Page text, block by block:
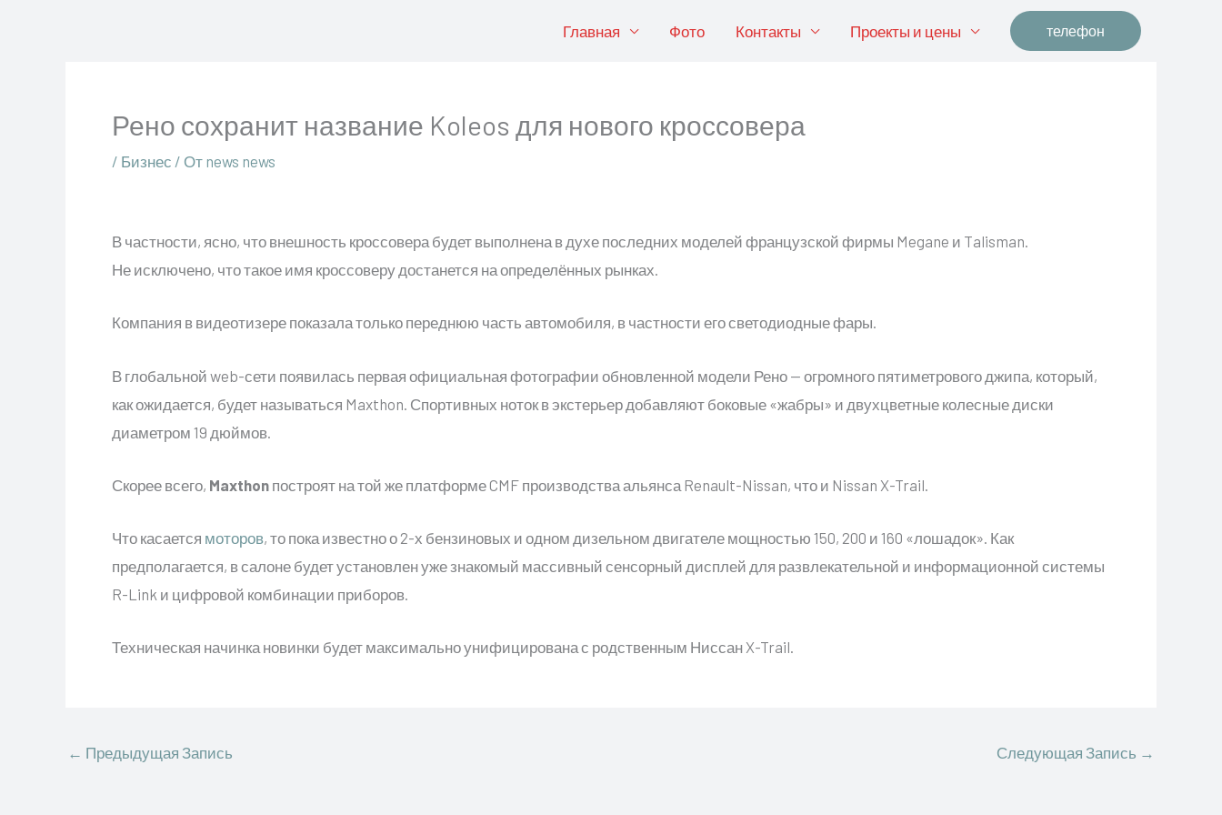
Главная Фото Контакты Проекты и цены телефон
Рено сохранит название Koleos для нового кроссовера
/ Бизнес / От news news
В частности, ясно, что внешность кроссовера будет выполнена в духе последних моделей французской фирмы Megane и Talisman.
Не исключено, что такое имя кроссоверу достанется на определённых рынках.
Компания в видеотизере показала только переднюю часть автомобиля, в частности его светодиодные фары.
В глобальной web-сети появилась первая официальная фотографии обновленной модели Рено — огромного пятиметрового джипа, который,
как ожидается, будет называться Maxthon. Спортивных ноток в экстерьер добавляют боковые «жабры» и двухцветные колесные диски
диаметром 19 дюймов.
Скорее всего, Maxthon построят на той же платформе CMF производства альянса Renault-Nissan, что и Nissan X-Trail.
Что касается моторов, то пока известно о 2-х бензиновых и одном дизельном двигателе мощностью 150, 200 и 160 «лошадок». Как
предполагается, в салоне будет установлен уже знакомый массивный сенсорный дисплей для развлекательной и информационной системы
R-Link и цифровой комбинации приборов.
Техническая начинка новинки будет максимально унифицирована с родственным Ниссан X-Trail.
← Предыдущая Запись Следующая Запись →